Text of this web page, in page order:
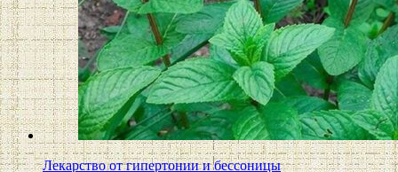
Лекарство от гипертонии и бессоницы